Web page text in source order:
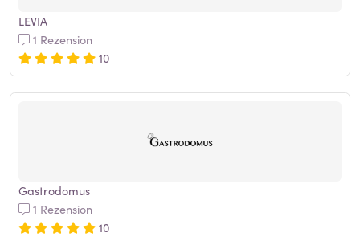
LEVIA
1 Rezension
10
Gastrodomus
1 Rezension
10